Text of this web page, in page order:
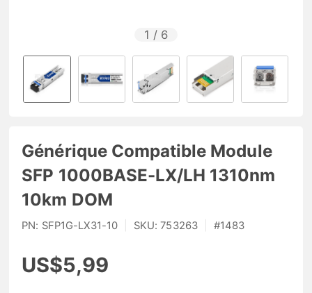
1 / 6
Générique Compatible Module
SFP 1000BASE-LX/LH 1310nm
10km DOM
PN: SFP1G-LX31-10 SKU: 753263 #1483
US$5,99